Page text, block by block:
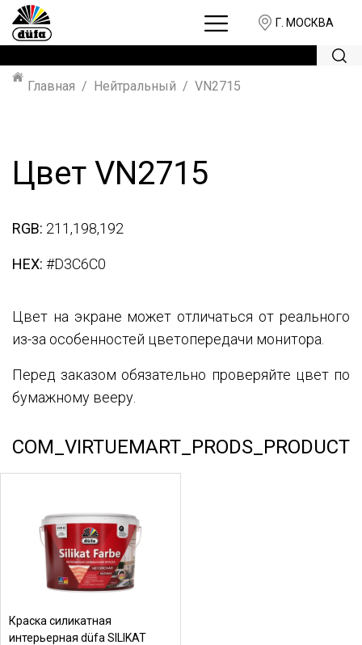
Г. МОСКВА
Главная Нейтральный VN2715
Цвет VN2715
RGB: 211,198,192
HEX: #D3C6C0
Цвет на экране может отличаться от реального
из-за особенностей цветопередачи монитора.
Перед заказом обязательно проверяйте цвет по
бумажному вееру.
COM_VIRTUEMART_PRODS_PRODUCT
Краска силикатная
интерьерная düfa SILIKAT